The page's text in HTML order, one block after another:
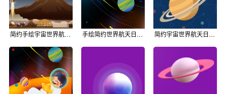
简约手绘宇宙世界航天日公众号次图背景 手绘简约世界航天日探索公众号次图背景 简约宇宙世界航天日公众号次图背景